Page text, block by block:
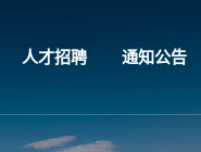
人才招聘 通知公告